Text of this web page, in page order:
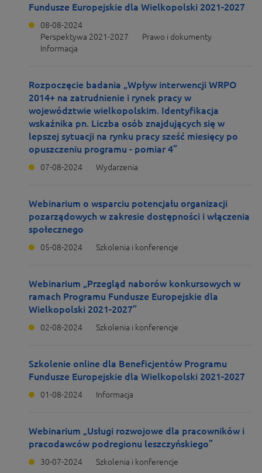
Fundusze Europejskie dla Wielkopolski 2021-2027
08-08-2024
Perspektywa 2021-2027
Prawo i dokumenty
Informacja
Rozpoczęcie badania „Wpływ interwencji WRPO
2014+ na zatrudnienie i rynek pracy w
województwie wielkopolskim. Identyfikacja
wskaźnika pn. Liczba osób znajdujących się w
lepszej sytuacji na rynku pracy sześć miesięcy po
opuszczeniu programu - pomiar 4”
07-08-2024 Wydarzenia
Webinarium o wsparciu potencjału organizacji
pozarządowych w zakresie dostępności i włączenia
społecznego
05-08-2024 Szkolenia i konferencje
Webinarium „Przegląd naborów konkursowych w
ramach Programu Fundusze Europejskie dla
Wielkopolski 2021-2027”
02-08-2024 Szkolenia i konferencje
Szkolenie online dla Beneficjentów Programu
Fundusze Europejskie dla Wielkopolski 2021-2027
01-08-2024 Informacja
Webinarium „Usługi rozwojowe dla pracowników i
pracodawców podregionu leszczyńskiego”
30-07-2024 Szkolenia i konferencje